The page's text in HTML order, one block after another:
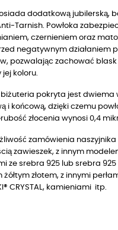
dodatkową jubilerską,
Tarnish. Powłoka
czernieniem oraz
negatywnym działaniem
pozwalając zachować blask
jej koloru.
biżuteria pokryta jest dwiema
i końcową, dzięki czemu
złocenia wynosi 0,4
zamówienia naszyjnika
zawieszek, z innym
ze srebra 925 lub srebra
złotem, z innymi
CRYSTAL, kamieniami itp.